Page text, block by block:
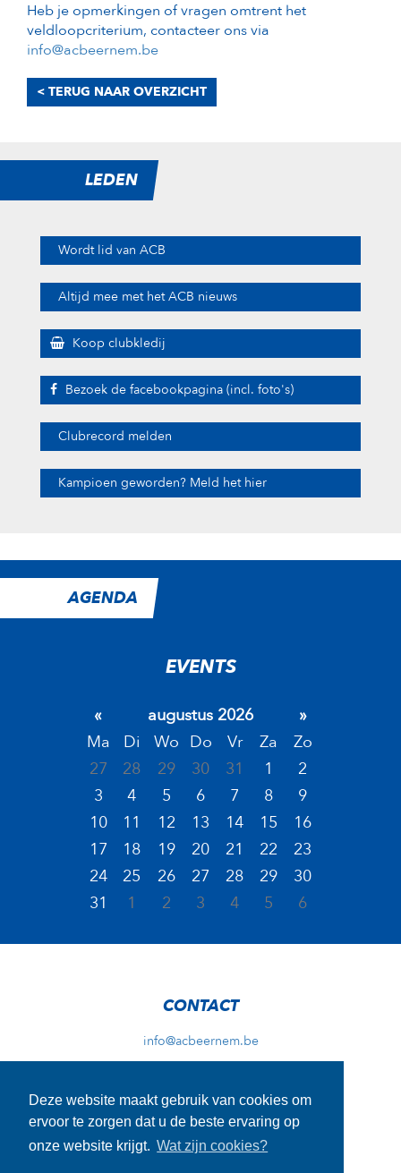
Deze website maakt gebruik van cookies om
ervoor te zorgen dat u de beste ervaring op
onze website krijgt. Wat zijn cookies?
Heb je opmerkingen of vragen omtrent het
veldloopcriterium, contacteer ons via
info@acbeernem.be
< TERUG NAAR OVERZICHT
LEDEN
Wordt lid van ACB
Altijd mee met het ACB nieuws
Koop clubkledij
Bezoek de facebookpagina (incl. foto's)
Clubrecord melden
Kampioen geworden? Meld het hier
AGENDA
EVENTS
« augustus 2026
»
Ma
Di Wo Do Vr Za
Zo
27
28 29 30 31 1
2
3
4 5 6 7 8
9
10
11 12 13 14 15
16
17
18 19 20 21 22
23
24
25 26 27 28 29
30
31
1 2 3 4 5 6
CONTACT
info@acbeernem.be
ADRES TRAININGEN
Wellingstraat 29A
8730 Beernem